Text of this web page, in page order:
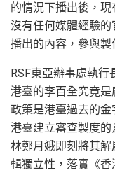
的情況下播出後，
沒有任何媒體經驗
播出的內容，參與製
RSF東亞辦事處執
港臺的李百全究竟
政策是港臺過去的
港臺建立審查製度
林鄭月娥即刻將其
輯獨立性，落實《香